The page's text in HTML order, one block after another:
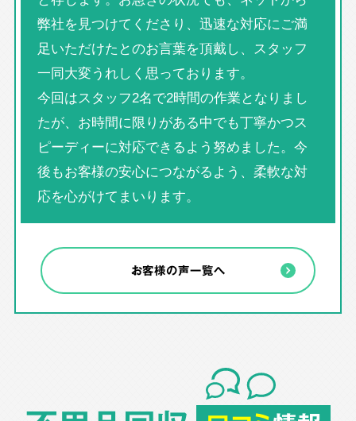
弊社を見つけてくださり、迅速な対応にご満
足いただけたとのお言葉を頂戴し、スタッフ
一同大変うれしく思っております。
今回はスタッフ2名で2時間の作業となりまし
たが、お時間に限りがある中でも丁寧かつス
ピーディーに対応できるよう努めました。今
後もお客様の安心につながるよう、柔軟な対
応を心がけてまいります。
お客様の声一覧へ